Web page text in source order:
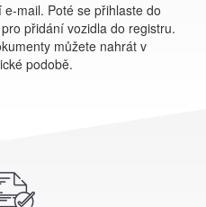
mail. Poté se přihlaste do
přidání vozidla do registru.
můžete nahrát v
podobě.